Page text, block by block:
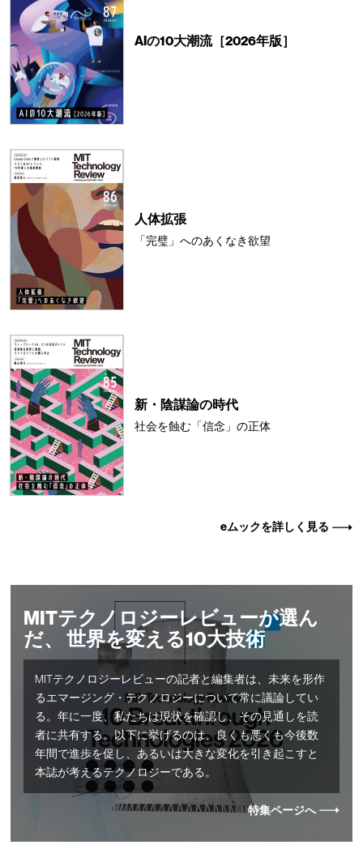
AIの10大潮流［2026年版］
人体拡張
「完璧」へのあくなき欲望
新・陰謀論の時代
社会を蝕む「信念」の正体
eムックを詳しく見る
MITテクノロジーレビューが選ん
だ、 世界を変える10大技術
MITテクノロジーレビューの記者と編集者は、未来を形作
るエマージング・テクノロジーについて常に議論してい
る。年に一度、私たちは現状を確認し、その見通しを読
者に共有する。以下に挙げるのは、良くも悪くも今後数
年間で進歩を促し、あるいは大きな変化を引き起こすと
本誌が考えるテクノロジーである。
特集ページへ